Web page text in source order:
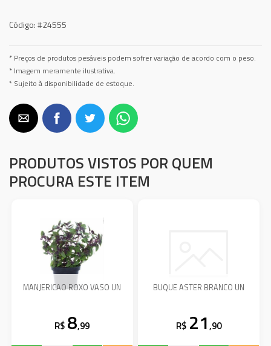
Código:#24555
* Preços de produtos pesáveis podem sofrer variação de acordo com o peso.
* Imagem meramente ilustrativa.
* Sujeito à disponibilidade de estoque.
PRODUTOS VISTOS POR QUEM
PROCURA ESTE ITEM
MANJERICAO ROXO VASO UN
R$ 8,99
BUQUE ASTER BRANCO UN
R$ 21,90